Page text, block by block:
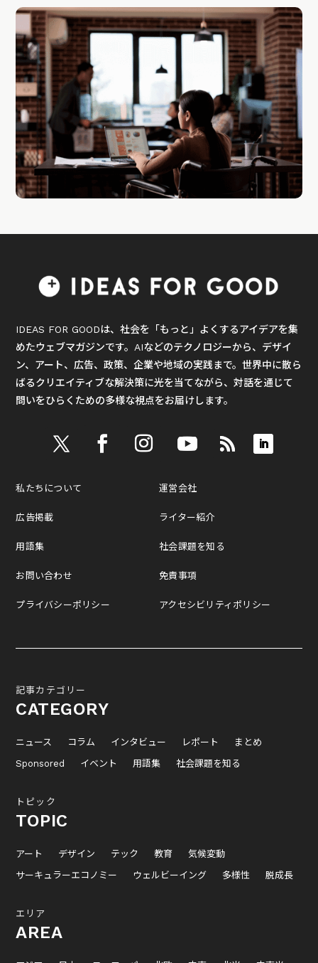
IDEAS FOR GOODは、社会を「もっと」よくするアイデアを集
めたウェブマガジンです。AIなどのテクノロジーから、デザイ
ン、アート、広告、政策、企業や地域の実践まで。世界中に散ら
ばるクリエイティブな解決策に光を当てながら、対話を通じて
問いをひらくための多様な視点をお届けします。
私たちについて
広告掲載
用語集
お問い合わせ
プライバシーポリシー
運営会社
ライター紹介
社会課題を知る
免責事項
アクセシビリティポリシー
記事カテゴリー
CATEGORY
ニュース コラム インタビュー レポート
まとめ
Sponsored
イベント 用語集 社会課題を知る
トピック
TOPIC
アート デザイン テック 教育
気候変動
サーキュラーエコノミー
ウェルビーイング 多様性 脱成長
エリア
AREA